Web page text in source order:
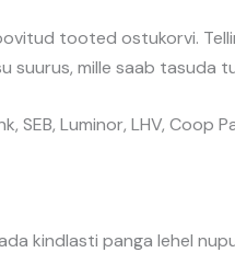
tooted ostukorvi.
suurus, mille saab tasuda
Luminor, LHV, Coop
kindlasti panga lehel